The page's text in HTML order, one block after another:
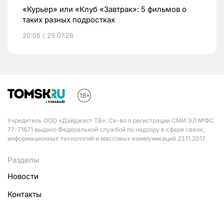
«Курьер» или «Клуб «Завтрак»: 5 фильмов о
таких разных подростках
20:05 / 29.07.26
Учредитель ООО «Дайджест ТВ». Св-во о регистрации СМИ ЭЛ №ФС
77-71671 выдано Федеральной службой по надзору в сфере связи,
информационных технологий и массовых коммуникаций 23.11.2017
Разделы
Новости
Контакты